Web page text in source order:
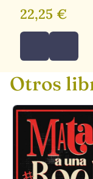
22,25 €
Otros